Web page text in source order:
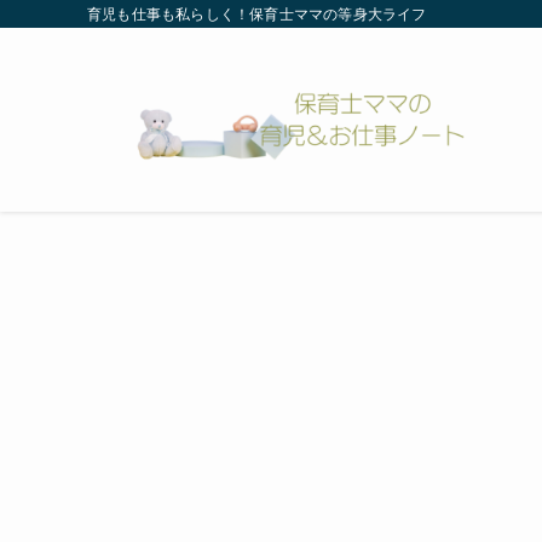
育児も仕事も私らしく！保育士ママの等身大ライフ